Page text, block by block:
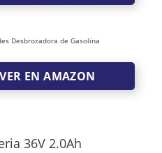
Desbrozadora de Gasolina
VER EN AMAZON
36V 2.0Ah